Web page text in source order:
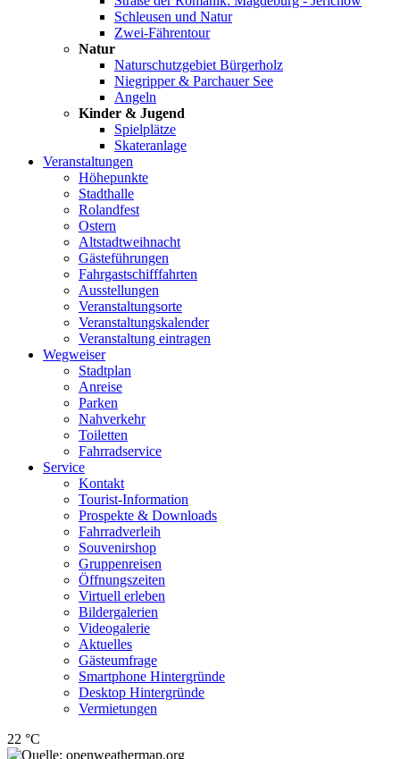
Schleusen und Natur
Zwei-Fährentour
Natur
Naturschutzgebiet Bürgerholz
Niegripper & Parchauer See
Angeln
Kinder & Jugend
Spielplätze
Skateranlage
Veranstaltungen
Höhepunkte
Stadthalle
Rolandfest
Ostern
Altstadtweihnacht
Gästeführungen
Fahrgastschifffahrten
Ausstellungen
Veranstaltungsorte
Veranstaltungskalender
Veranstaltung eintragen
Wegweiser
Stadtplan
Anreise
Parken
Nahverkehr
Toiletten
Fahrradservice
Service
Kontakt
Tourist-Information
Prospekte & Downloads
Fahrradverleih
Souvenirshop
Gruppenreisen
Öffnungszeiten
Virtuell erleben
Bildergalerien
Videogalerie
Aktuelles
Gästeumfrage
Smartphone Hintergründe
Desktop Hintergründe
Vermietungen
22 °C